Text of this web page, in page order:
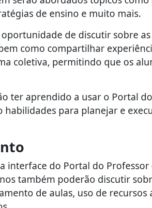
de ensino e muito mais.
de discutir sobre
como compartilhar
coletiva, permitindo que os
ter aprendido a usar o Portal
para planejar e
interface do Portal do
também poderão discutir
de aulas, uso de recursos